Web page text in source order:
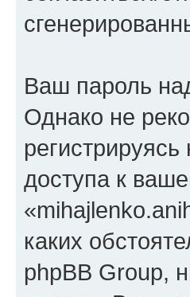
Ваш пароль
Однако не
доступа к
каких
phpBB Group,